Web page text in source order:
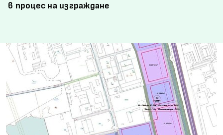
в процес на изграждане